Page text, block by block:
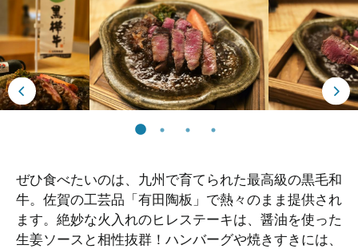
ぜひ食べたいのは、九州で育てられた最高級の黒毛和
牛。佐賀の工芸品「有田陶板」で熱々のまま提供され
ます。絶妙な火入れのヒレステーキは、醤油を使った
生姜ソースと相性抜群！ハンバーグや焼きすきには、